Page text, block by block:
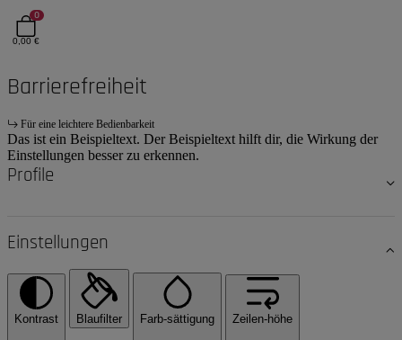
0
0,00 €
Barrierefreiheit
Für eine leichtere Bedienbarkeit
Das ist ein Beispieltext. Der Beispieltext hilft dir, die Wirkung der
Einstellungen besser zu erkennen.
Profile
Einstellungen
Kontrast Blaufilter Farb-sättigung Zeilen-höhe